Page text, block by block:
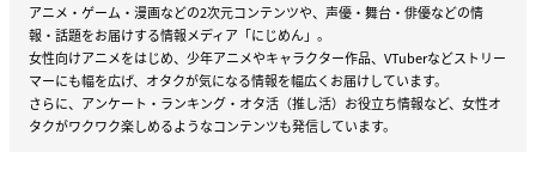
アニメ・ゲーム・漫画などの2次元コンテンツや、声優・舞台・俳優などの情
報・話題をお届けする情報メディア「にじめん」。
女性向けアニメをはじめ、少年アニメやキャラクター作品、VTuberなどストリー
マーにも幅を広げ、オタクが気になる情報を幅広くお届けしています。
さらに、アンケート・ランキング・オタ活（推し活）お役立ち情報など、女性オ
タクがワクワク楽しめるようなコンテンツも発信しています。